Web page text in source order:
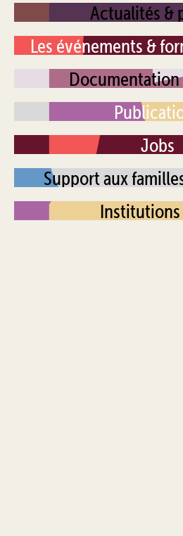
Actualités &
Les événements &
Jobs
Support aux
Institutions